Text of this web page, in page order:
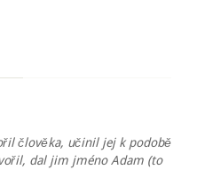
člověka, učinil jej k podobě
dal jim jméno Adam (to